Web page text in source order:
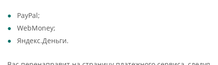
PayPal;
WebMoney;
Яндекс.Деньги.